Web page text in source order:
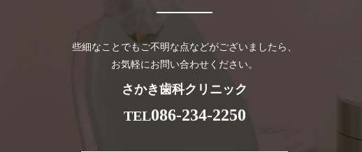
些細なことでもご不明な点などがございましたら、
お気軽にお問い合わせください。
さかき歯科クリニック
TEL086-234-2250